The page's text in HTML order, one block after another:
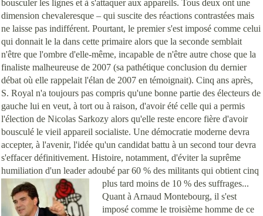
bousculer les lignes et à s'attaquer aux appareils. Tous deux ont une
dimension chevaleresque – qui suscite des réactions contrastées mais
ne laisse pas indifférent. Pourtant, le premier s'est imposé comme celui
qui donnait le la dans cette primaire alors que la seconde semblait
n'être que l'ombre d'elle-même, incapable de n'être autre chose que la
finaliste malheureuse de 2007 (sa pathétique conclusion du dernier
débat où elle rappelait l'élan de 2007 en témoignait). Cinq ans après,
S. Royal n'a toujours pas compris qu'une bonne partie des électeurs de
gauche lui en veut, à tort ou à raison, d'avoir été celle qui a permis
l'élection de Nicolas Sarkozy alors qu'elle reste encore fière d'avoir
bousculé le vieil appareil socialiste. Une démocratie moderne devra
accepter, à l'avenir, l'idée qu'un candidat battu à un second tour devra
s'effacer définitivement. Histoire, notamment, d'éviter la suprême
humiliation d'un leader adoubé par 60 % des militants qui obtient cinq
plus tard moins de 10 % dessuffrages...
Quant à Arnaud Montebourg, il s'est
imposé comme le troisième homme de ce